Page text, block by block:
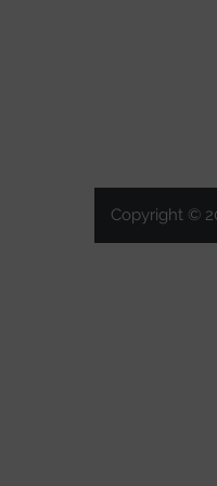
Copyright ©